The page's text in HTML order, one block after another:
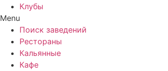
Клубы
Menu
Поиск заведений
Рестораны
Кальянные
Кафе